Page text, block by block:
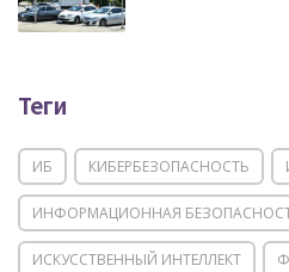
Теги
ИБ КИБЕРБЕЗОПАСНОСТЬ
ИНФОРМАЦИОННАЯ
ИСКУССТВЕННЫЙ ИНТЕЛЛЕКТ